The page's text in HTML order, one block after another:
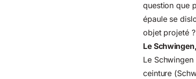
question que
épaule se
objet projeté ?
Le
Le
ceinture